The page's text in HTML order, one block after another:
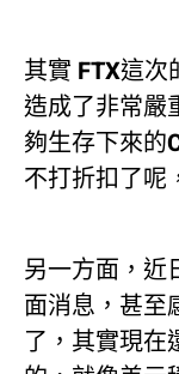
其實 FTX這
造成了非常嚴
夠生存下來的
不打折扣了呢
另一方面，近
面消息，甚至
了，其實現在